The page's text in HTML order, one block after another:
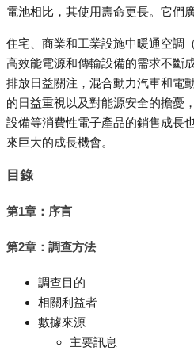
電池相比，其使用壽命更長。它們
住宅、商業和工業設施中暖通空調
高效能電源和傳輸設備的需求不斷
排放日益關注，混合動力汽車和電
的日益重視以及對能源安全的擔憂
設備等消費性電子產品的銷售成長
來巨大的成長機會。
目錄
第1章：序言
第2章：調查方法
調查目的
相關利益者
數據來源
主要訊息